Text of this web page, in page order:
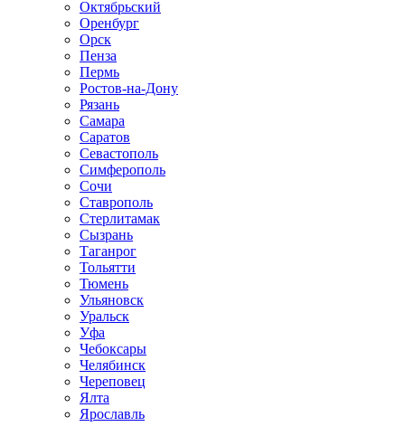
Октябрьский
Оренбург
Орск
Пенза
Пермь
Ростов-на-Дону
Рязань
Самара
Саратов
Севастополь
Симферополь
Сочи
Ставрополь
Стерлитамак
Сызрань
Таганрог
Тольятти
Тюмень
Ульяновск
Уральск
Уфа
Чебоксары
Челябинск
Череповец
Ялта
Ярославль